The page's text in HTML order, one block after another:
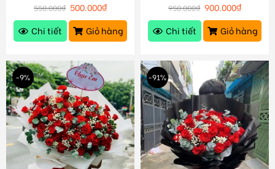
550.000₫ 500.000₫
Chi tiết
Giỏ hàng
950.000₫ 900.000₫
Chi tiết
Giỏ hàng
-9% -91%